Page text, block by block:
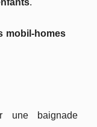
.
mobil-homes
une baignade